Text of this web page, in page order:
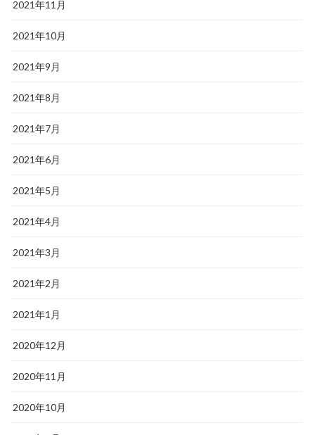
2021年11月
2021年10月
2021年9月
2021年8月
2021年7月
2021年6月
2021年5月
2021年4月
2021年3月
2021年2月
2021年1月
2020年12月
2020年11月
2020年10月